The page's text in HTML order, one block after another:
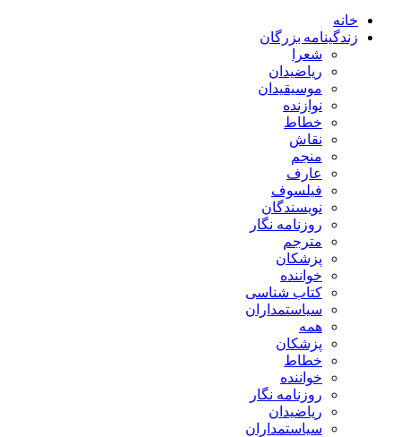
خانه
زندگینامه بزرگان
شعرا
ریاضیدان
موسیقیدان
نوازنده
خطاط
نقاش
منجم
عارف
فیلسوف
نویسندگان
روزنامه نگار
مترجم
پزشکان
خواننده
کتاب شناسی
سیاستمداران
همه
پزشکان
خطاط
خواننده
روزنامه نگار
ریاضیدان
سیاستمداران